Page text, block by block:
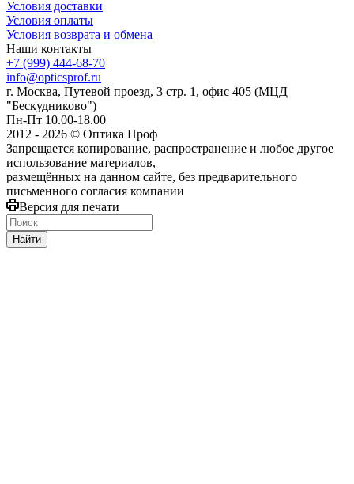
Условия доставки
Условия оплаты
Условия возврата и обмена
Наши контакты
+7 (999) 444-68-70
info@opticsprof.ru
г. Москва, Путевой проезд, 3 стр. 1, офис 405 (МЦД
"Бескудниково")
Пн-Пт 10.00-18.00
2012 - 2026 © Оптика Проф
Запрещается копирование, распространение и любое другое
использование материалов,
размещённых на данном сайте, без предварительного
письменного согласия компании
Версия для печати
Найти